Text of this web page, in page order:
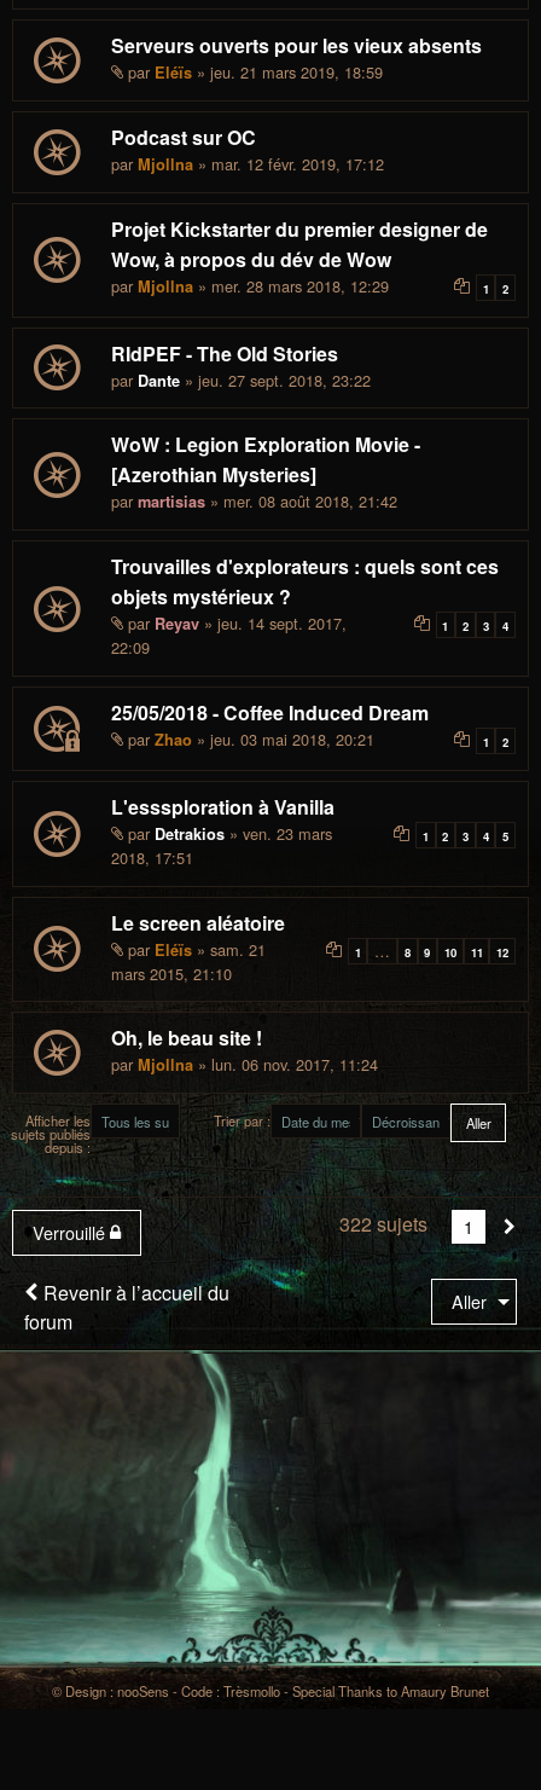
Serveurs ouverts pour les vieux absents
par Eléïs » jeu. 21 mars 2019, 18:59
Podcast sur OC
par Mjollna » mar. 12 févr. 2019, 17:12
Projet Kickstarter du premier designer de
Wow, à propos du dév de Wow
1 2
par Mjollna » mer. 28 mars 2018, 12:29
RIdPEF - The Old Stories
par Dante » jeu. 27 sept. 2018, 23:22
WoW : Legion Exploration Movie -
[Azerothian Mysteries]
par martisias » mer. 08 août 2018, 21:42
Trouvailles d'explorateurs : quels sont ces
objets mystérieux ?
1 2 3 4
par Reyav » jeu. 14 sept. 2017,
22:09
25/05/2018 - Coffee Induced Dream
1 2
par Zhao » jeu. 03 mai 2018, 20:21
L'esssploration à Vanilla
1 2 3 4 5
par Detrakios » ven. 23 mars
2018, 17:51
Le screen aléatoire
1 … 8 9 10 11 12
par Eléïs » sam. 21
mars 2015, 21:10
Oh, le beau site !
par Mjollna » lun. 06 nov. 2017, 11:24
Afficher les
sujets publiés
depuis :
Trier par :
Verrouillé 322 sujets
Vous
êtes
à
la
page
1
Revenir à l’accueil du
forum
Aller
© Design : nooSens - Code : Trèsmollo - Special Thanks to Amaury Brunet